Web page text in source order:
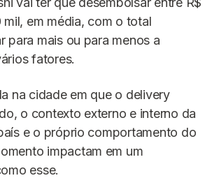
mil, em média, com o total
para mais ou para menos a
fatores.
na cidade em que o delivery
o contexto externo e interno da
e o próprio comportamento do
impactam em um
esse.